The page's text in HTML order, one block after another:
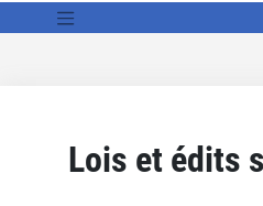
Lois et édits